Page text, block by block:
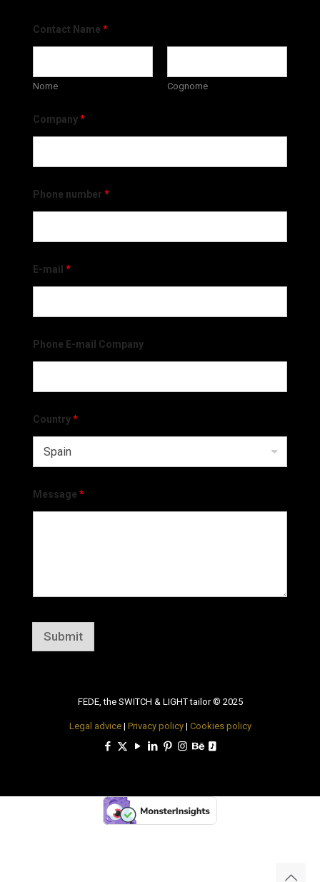
Contact Name *
Nome Cognome
Company*
Phone number *
E-mail *
Phone E-mail Company
Country*
Message *
Submit
FEDE, the SWITCH & LIGHT tailor © 2025
Legal advice| Privacy policy| Cookies policy